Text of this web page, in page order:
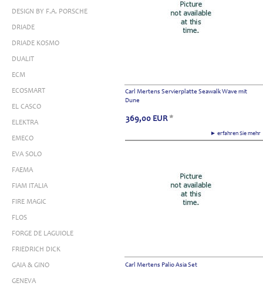
DESIGN BY F.A. PORSCHE
DRIADE
DRIADE KOSMO
DUALIT
ECM
ECOSMART
EL CASCO
ELEKTRA
EMECO
EVA SOLO
FAEMA
FIAM ITALIA
FIRE MAGIC
FLOS
FORGE DE LAGUIOLE
FRIEDRICH DICK
GAIA & GINO
GENEVA
Carl Mertens Servierplatte Seawalk Wave mit
Dune
► erfahren Sie
369,00 EUR *
Carl Mertens Palio Asia Set